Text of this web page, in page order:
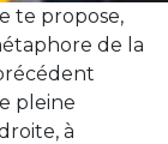
te propose,
de la
pleine
à